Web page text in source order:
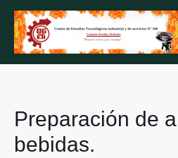
contenido
Preparación de
bebidas.